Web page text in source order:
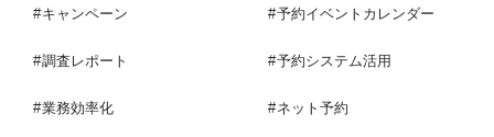
キャンペーン 予約イベントカレンダー
調査レポート 予約システム活用
業務効率化 ネット予約